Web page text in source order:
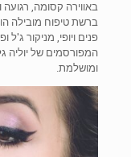
באווירה קסומה, רגועה
ברשת טיפוח מובילה
פנים ויופי, מניקור ג'ל
המפורסמים של יוליה
ומושלמת.